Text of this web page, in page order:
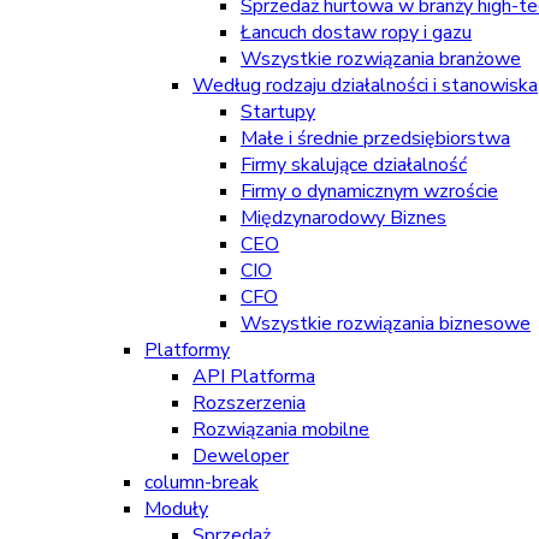
Sprzedaż hurtowa w branży high-
Łancuch dostaw ropy i gazu
Wszystkie rozwiązania branżowe
Według rodzaju działalności i stanowiska
Startupy
Małe i średnie przedsiębiorstwa
Firmy skalujące działalność
Firmy o dynamicznym wzroście
Międzynarodowy Biznes
CEO
CIO
CFO
Wszystkie rozwiązania biznesowe
Platformy
API Platforma
Rozszerzenia
Rozwiązania mobilne
Deweloper
column-break
Moduły